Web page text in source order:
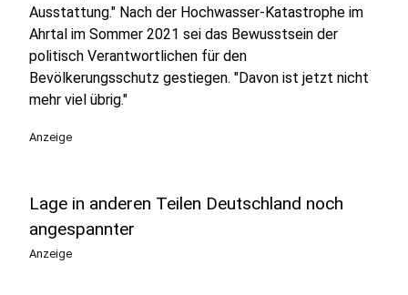
Ausstattung." Nach der Hochwasser-Katastrophe im
Ahrtal im Sommer 2021 sei das Bewusstsein der
politisch Verantwortlichen für den
Bevölkerungsschutz gestiegen. "Davon ist jetzt nicht
mehr viel übrig."
Anzeige
Lage in anderen Teilen Deutschland noch
angespannter
Anzeige